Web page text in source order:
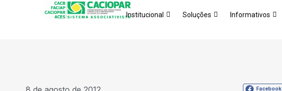
Institucional Soluções Informativos
Facebook